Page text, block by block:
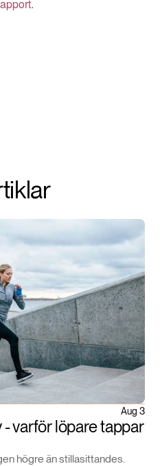
Aug 3
varför löpare tappar
högre än stillasittandes.